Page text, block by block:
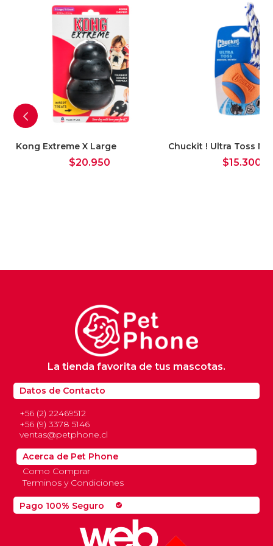
Kong Extreme X Large
$20.950
Chuckit ! Ultra Toss
$15.300
Pago 100% Seguro check_circle
Datos de Contacto
+56 (2) 22469512
+56 (9) 3378 5146
ventas@petphone.cl
La tienda favorita de tus mascotas.
Acerca de Pet Phone
Como Comprar
Terminos y Condiciones